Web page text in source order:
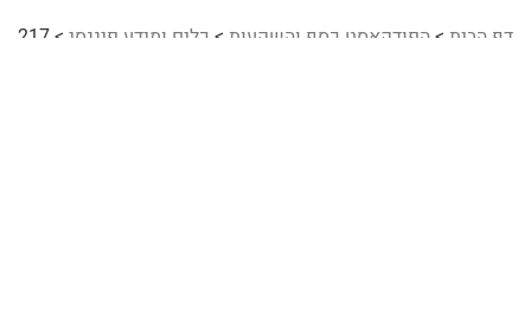
דף הבית >הפודקאסט כסף והשקעות > כלים ומידע פיננסי >
217